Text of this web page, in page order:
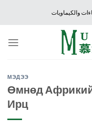
МЭДЭЭ
Өмнөд
Ирц